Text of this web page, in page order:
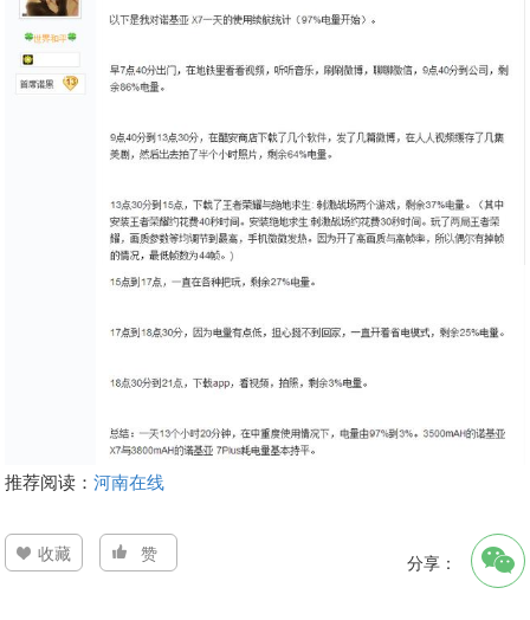
推荐阅读：河南在线
收藏 赞 分享：